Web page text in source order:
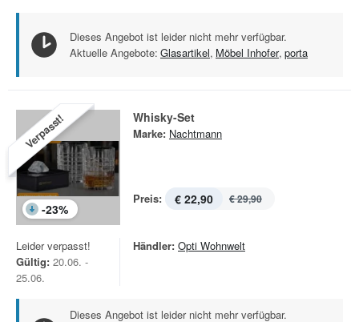
Dieses Angebot ist leider nicht mehr verfügbar.
Aktuelle Angebote: Glasartikel, Möbel Inhofer, porta
Verpasst!
-23%
Whisky-Set
Marke: Nachtmann
Preis: € 22,90 € 29,90
Leider verpasst!
Gültig: 20.06. -
25.06.
Händler: Opti Wohnwelt
Dieses Angebot ist leider nicht mehr verfügbar.